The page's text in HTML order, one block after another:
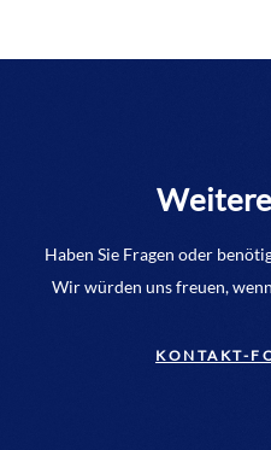
Weitere
Haben Sie Fragen oder
Wir würden uns freuen,
KONTAKT-